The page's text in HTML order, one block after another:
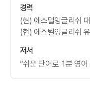
경력
(현) 에스텔잉글리쉬
(현) 에스텔잉글리쉬
저서
“쉬운 단어로 1분 영어